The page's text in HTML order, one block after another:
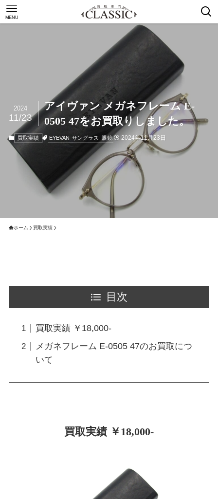
MENU
アイヴァン メガネフレーム E-
0505 47をお買取りしました。
2024
11/23
買取実績 EYEVAN サングラス 眼鏡 2024年11月23日
ホーム 買取実績
目次
買取実績 ￥18,000-
メガネフレーム E-0505 47のお買取につ
いて
買取実績 ￥18,000-